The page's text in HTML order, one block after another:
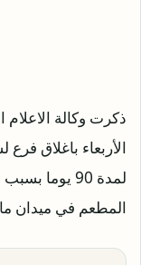
ذكرت وكالة
الأربعاء باغلاق
لمدة 90 يوما بسبب مخالفات للقواعد الصحية.
المطعم في ميدان